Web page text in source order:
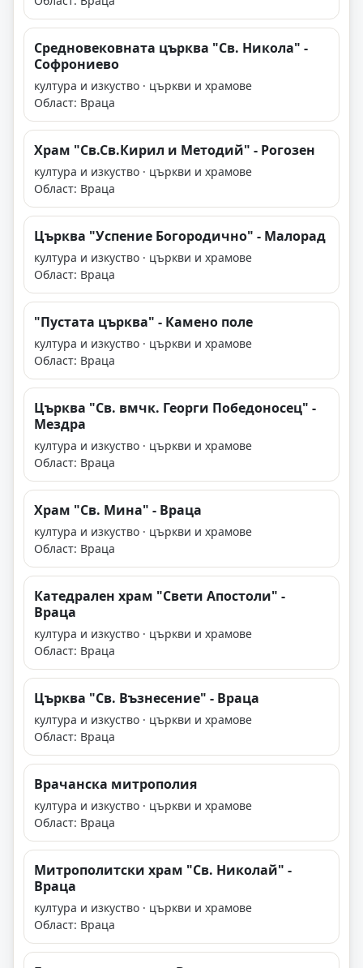
Средновековната църква "Св. Никола" -
Софрониево
култура и изкуство · църкви и храмове
Област: Враца
Храм "Св.Св.Кирил и Методий" - Рогозен
култура и изкуство · църкви и храмове
Област: Враца
Църква "Успение Богородично" - Малорад
култура и изкуство · църкви и храмове
Област: Враца
"Пустата църква" - Камено поле
култура и изкуство · църкви и храмове
Област: Враца
Църква "Св. вмчк. Георги Победоносец" -
Мездра
култура и изкуство · църкви и храмове
Област: Враца
Храм "Св. Мина" - Враца
култура и изкуство · църкви и храмове
Област: Враца
Катедрален храм "Свети Апостоли" -
Враца
култура и изкуство · църкви и храмове
Област: Враца
Църква "Св. Възнесение" - Враца
култура и изкуство · църкви и храмове
Област: Враца
Врачанска митрополия
култура и изкуство · църкви и храмове
Област: Враца
Митрополитски храм "Св. Николай" -
Враца
култура и изкуство · църкви и храмове
Област: Враца